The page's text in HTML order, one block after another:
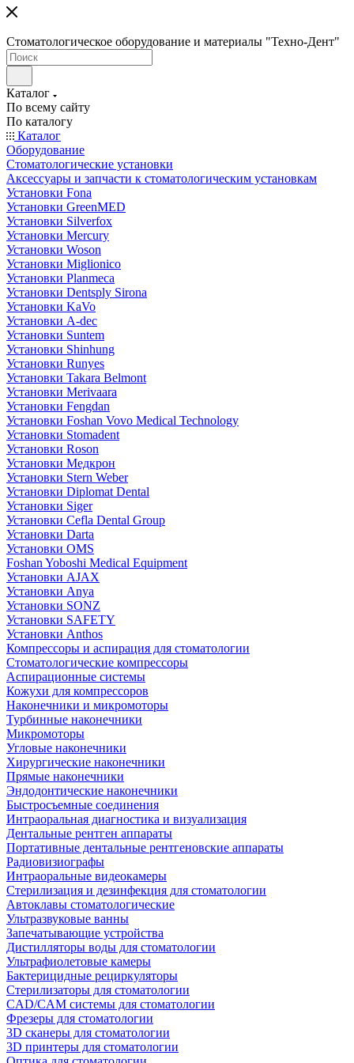
Стоматологическое оборудование и материалы "Техно-Дент"
Каталог
По всему сайту
По каталогу
Каталог
Оборудование
Стоматологические установки
Аксессуары и запчасти к стоматологическим установкам
Установки Fona
Установки GreenMED
Установки Silverfox
Установки Mercury
Установки Woson
Установки Miglionico
Установки Planmeca
Установки Dentsply Sirona
Установки KaVo
Установки A-dec
Установки Suntem
Установки Shinhung
Установки Runyes
Установки Takara Belmont
Установки Merivaara
Установки Fengdan
Установки Foshan Vovo Medical Technology
Установки Stomadent
Установки Roson
Установки Медкрон
Установки Stern Weber
Установки Diplomat Dental
Установки Siger
Установки Cefla Dental Group
Установки Darta
Установки OMS
Foshan Yoboshi Medical Equipment
Установки AJAX
Установки Anya
Установки SONZ
Установки SAFETY
Установки Anthos
Компрессоры и аспирация для стоматологии
Стоматологические компрессоры
Аспирационные системы
Кожухи для компрессоров
Наконечники и микромоторы
Турбинные наконечники
Микромоторы
Угловые наконечники
Хирургические наконечники
Прямые наконечники
Эндодонтические наконечники
Быстросъемные соединения
Интраоральная диагностика и визуализация
Дентальные рентген аппараты
Портативные дентальные рентгеновские аппараты
Радиовизиографы
Интраоральные видеокамеры
Стерилизация и дезинфекция для стоматологии
Автоклавы стоматологические
Ультразвуковые ванны
Запечатывающие устройства
Дистилляторы воды для стоматологии
Ультрафиолетовые камеры
Бактерицидные рециркуляторы
Стерилизаторы для стоматологии
CAD/CAM системы для стоматологии
Фрезеры для стоматологии
3D cканеры для стоматологии
3D принтеры для стоматологии